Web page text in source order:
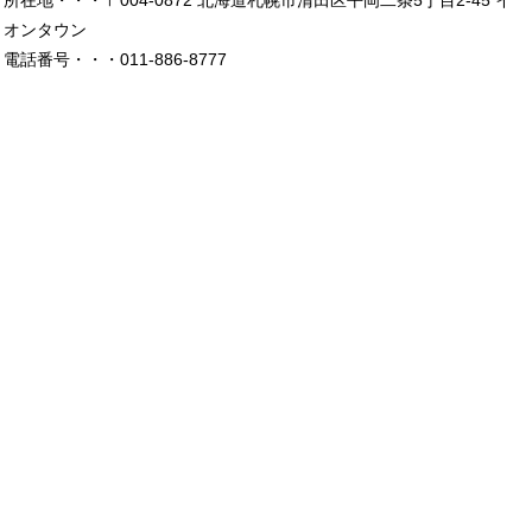
オンタウン
電話番号・・・011-886-8777